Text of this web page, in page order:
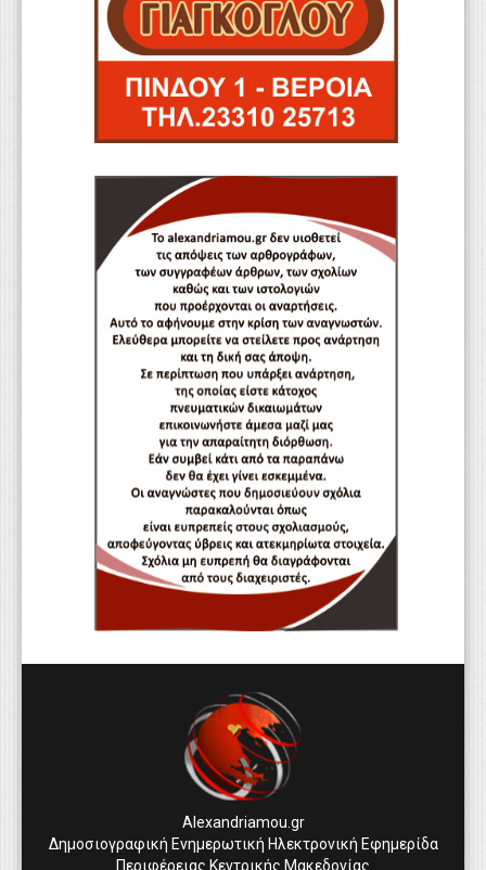
Alexandriamou.gr
Δημοσιογραφική Ενημερωτική Ηλεκτρονική Εφημερίδα
Περιφέρειας Κεντρικής Μακεδονίας